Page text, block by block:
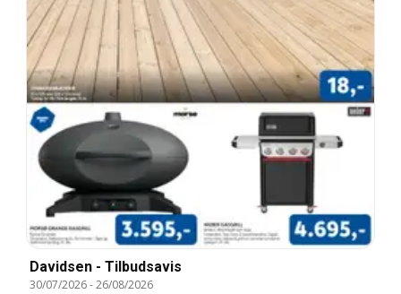
Davidsen - Tilbudsavis
30/07/2026-26/08/2026